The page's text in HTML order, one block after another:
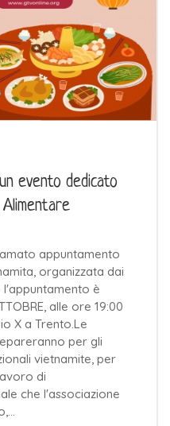
evento dedicato
appuntamento
organizzata dai
l'appuntamento è
alle ore 19:00
X a Trento.Le
per gli
vietnamite, per
di
che l'associazione